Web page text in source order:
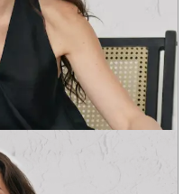
Праги и Барселоны.